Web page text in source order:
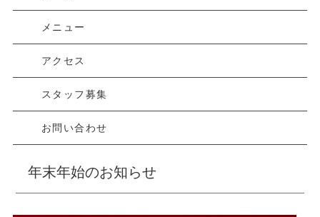
メニュー
アクセス
スタッフ募集
お問い合わせ
年末年始のお知らせ